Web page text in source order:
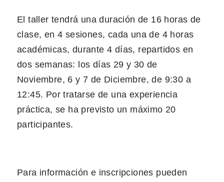
El taller tendrá una duración de 16 horas de
clase, en 4 sesiones, cada una de 4 horas
académicas, durante 4 días, repartidos en
dos semanas: los días 29 y 30 de
Noviembre, 6 y 7 de Diciembre, de 9:30 a
12:45. Por tratarse de una experiencia
práctica, se ha previsto un máximo 20
participantes.
Para información e inscripciones pueden